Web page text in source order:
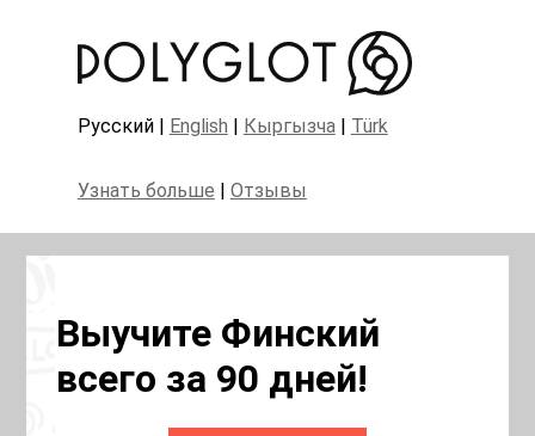
Русский | English | Кыргызча| Türk
Узнать больше | Отзывы
Выучите Финский
всего за 90 дней!